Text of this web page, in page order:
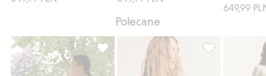
649,99
Polecane
Haftowana sukienka Newbie Woman,
Sukienka z